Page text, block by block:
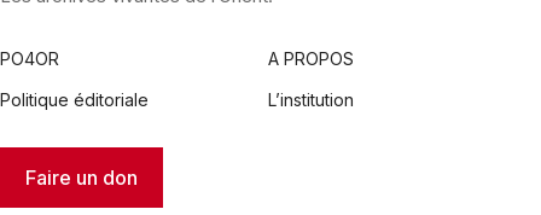
PO4OR
A PROPOS
Politique éditoriale
L’institution
Faire un don